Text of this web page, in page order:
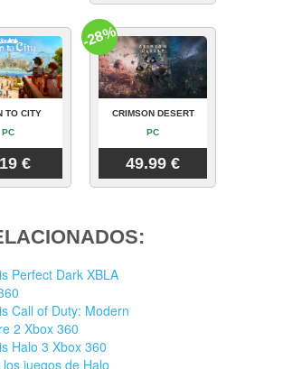
TO CITY
PC
€
CRIMSON DESERT
PC
49.99 €
-28%
Perfect Dark XBLA
Call of Duty: Modern
2 Xbox 360
Halo 3 Xbox 360
los juegos de Halo